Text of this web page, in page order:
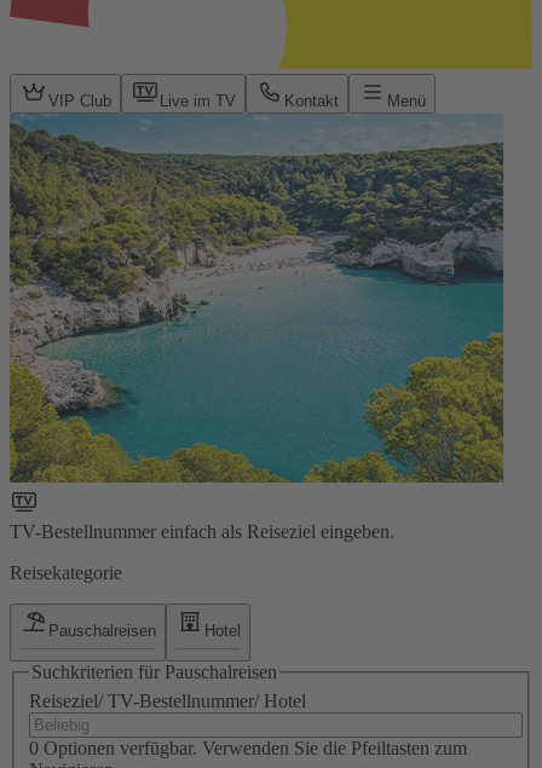
VIP Club Live im TV Kontakt Menü
TV-Bestellnummer einfach als Reiseziel eingeben.
Reisekategorie
Pauschalreisen Hotel
Suchkriterien für Pauschalreisen
Reiseziel/ TV-Bestellnummer/ Hotel
0 Optionen verfügbar. Verwenden Sie die Pfeiltasten zum